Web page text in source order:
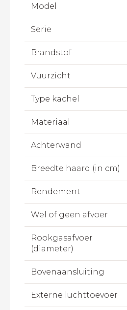
Model
Serie
Brandstof
Vuurzicht
Type kachel
Materiaal
Achterwand
Breedte haard (in cm)
Rendement
Wel of geen afvoer
Rookgasafvoer
(diameter)
Bovenaansluiting
Externe luchttoevoer